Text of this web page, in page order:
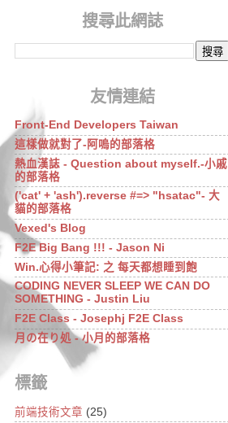
搜尋此網誌
友情連結
Front-End Developers Taiwan
這樣做就對了-阿嗚的部落格
熱血漢誌 - Question about myself.-小戚
的部落格
('cat' + 'ash').reverse #=> "hsatac"- 大
貓的部落格
Vexed's Blog
F2E Big Bang !!! - Jason Ni
Win.心得小筆記: 之 每天都想睡到飽
CODING NEVER SLEEP WE CAN DO
SOMETHING - Justin Liu
F2E Class - Josephj F2E Class
月の在り処 - 小月的部落格
標籤
前端技術文章 (25)